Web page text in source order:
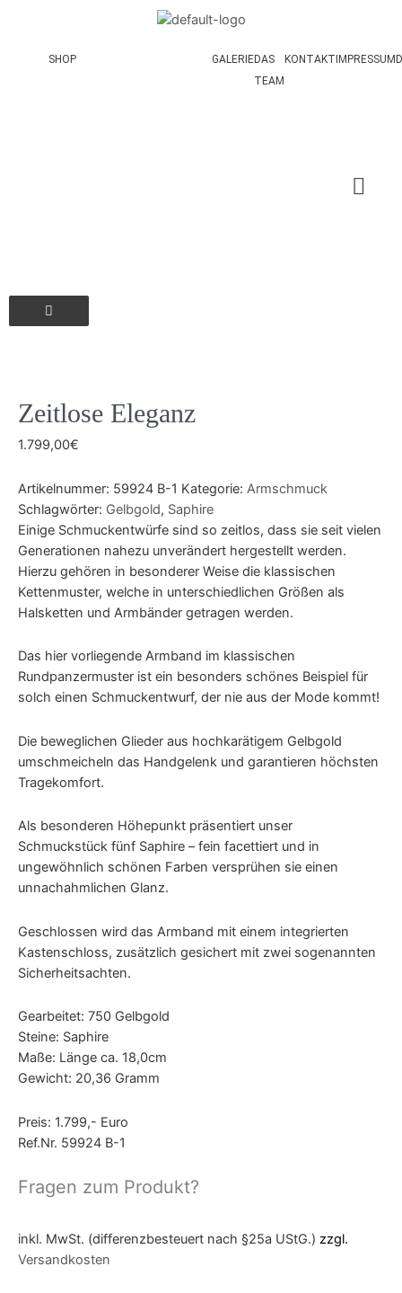
SHOP GALERIEDAS
TEAM
KONTAKTIMPRESSUM
Hamburger Toggle Menu
Zeitlose Eleganz
1.799,00€
Artikelnummer: 59924 B-1 Kategorie: Armschmuck
Schlagwörter: Gelbgold, Saphire
Einige Schmuckentwürfe sind so zeitlos, dass sie seit vielen
Generationen nahezu unverändert hergestellt werden.
Hierzu gehören in besonderer Weise die klassischen
Kettenmuster, welche in unterschiedlichen Größen als
Halsketten und Armbänder getragen werden.
Das hier vorliegende Armband im klassischen
Rundpanzermuster ist ein besonders schönes Beispiel für
solch einen Schmuckentwurf, der nie aus der Mode kommt!
Die beweglichen Glieder aus hochkarätigem Gelbgold
umschmeicheln das Handgelenk und garantieren höchsten
Tragekomfort.
Als besonderen Höhepunkt präsentiert unser
Schmuckstück fünf Saphire – fein facettiert und in
ungewöhnlich schönen Farben versprühen sie einen
unnachahmlichen Glanz.
Geschlossen wird das Armband mit einem integrierten
Kastenschloss, zusätzlich gesichert mit zwei sogenannten
Sicherheitsachten.
Gearbeitet: 750 Gelbgold
Steine: Saphire
Maße: Länge ca. 18,0cm
Gewicht: 20,36 Gramm
Preis: 1.799,- Euro
Ref.Nr. 59924 B-1
Fragen zum Produkt?
inkl. MwSt. (differenzbesteuert nach §25a UStG.) zzgl.
Versandkosten